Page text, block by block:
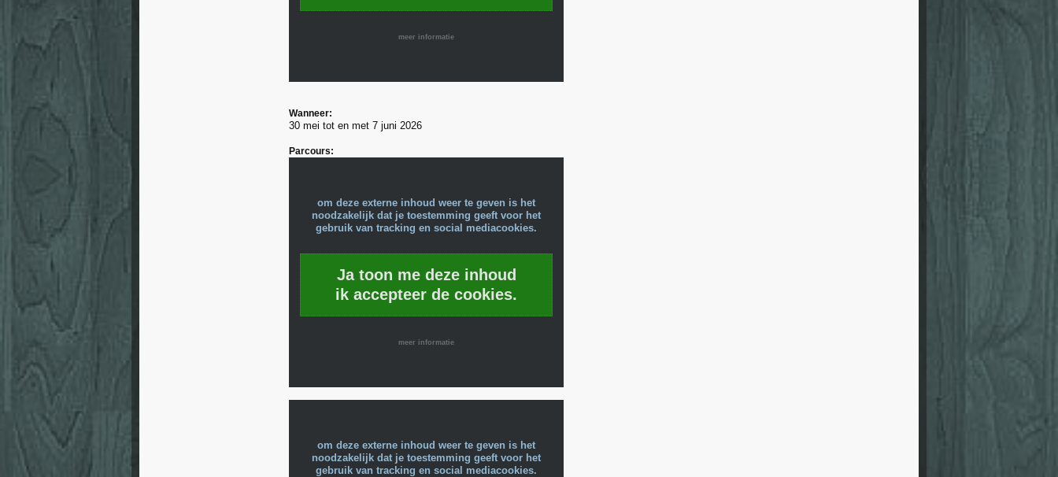
meer informatie
Wanneer:
30 mei tot en met 7 juni 2026
Parcours:
om deze externe inhoud weer te geven is het
noodzakelijk dat je toestemming geeft voor het
gebruik van tracking en social mediacookies.
Ja toon me deze inhoud
ik accepteer de cookies.
meer informatie
om deze externe inhoud weer te geven is het
noodzakelijk dat je toestemming geeft voor het
gebruik van tracking en social mediacookies.